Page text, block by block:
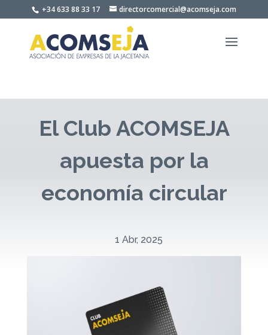
to
+34 633 88 33 17 directorcomercial@acomseja.com
El Club ACOMSEJA
apuesta por la
economía circular
1 Abr, 2025